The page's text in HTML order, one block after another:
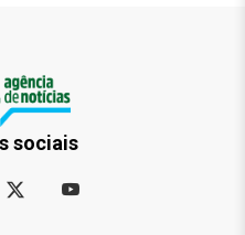
sociais